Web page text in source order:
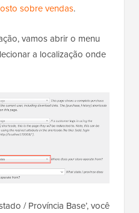
sobre vendas.
vamos abrir o menu
a localização onde
/ Província Base’, você